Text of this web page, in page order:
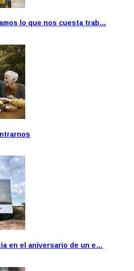
lo que nos cuesta trab…
en el aniversario de un e…